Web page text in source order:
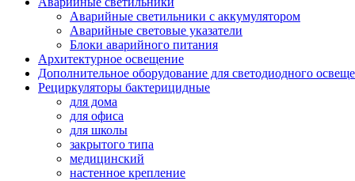
Аварийные светильники с аккумулятором
Аварийные световые указатели
Блоки аварийного питания
Архитектурное освещение
Дополнительное оборудование для светодиодного
Рециркуляторы бактерицидные
для дома
для офиса
для школы
закрытого типа
медицинский
настенное крепление